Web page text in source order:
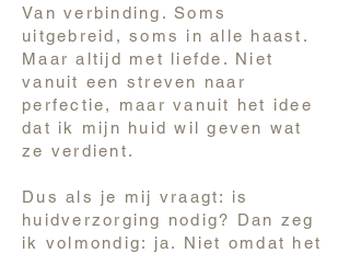
Van verbinding. Soms
uitgebreid, soms in alle haast.
Maar altijd met liefde. Niet
vanuit een streven naar
perfectie, maar vanuit het idee
dat ik mijn huid wil geven wat
ze verdient.
Dus als je mij vraagt: is
huidverzorging nodig? Dan zeg
ik volmondig: ja. Niet omdat het